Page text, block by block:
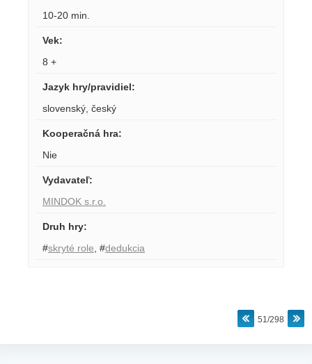
10-20 min.
Vek:
8 +
Jazyk hry/pravidiel:
slovenský český
Kooperačná hra:
Nie
Vydavateľ:
MINDOK s.r.o.
Druh hry:
#skryté role #dedukcia
51/298